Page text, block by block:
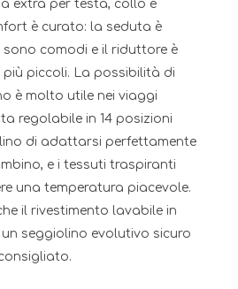
extra per testa, collo e
è curato: la seduta è
comodi e il riduttore è
piccoli. La possibilità di
è molto utile nei viaggi
regolabile in 14 posizioni
di adattarsi perfettamente
e i tessuti traspiranti
una temperatura piacevole.
il rivestimento lavabile in
seggiolino evolutivo sicuro